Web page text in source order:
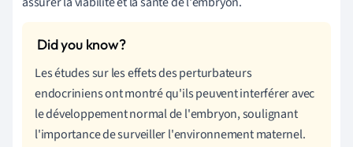
Les études sur les effets des perturbateurs
endocriniens ont montré qu'ils peuvent interférer avec
le développement normal de l'embryon, soulignant
l'importance de surveiller l'environnement maternel.